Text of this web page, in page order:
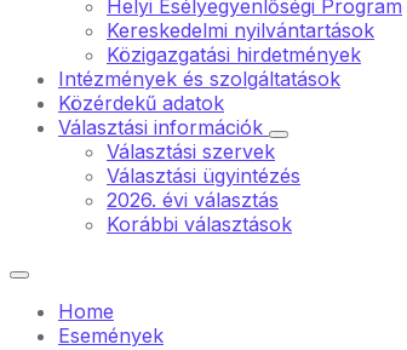
Helyi Esélyegyenlőségi Program
Kereskedelmi nyilvántartások
Közigazgatási hirdetmények
Intézmények és szolgáltatások
Közérdekű adatok
Választási információk
Választási szervek
Választási ügyintézés
2026. évi választás
Korábbi választások
Home
Események